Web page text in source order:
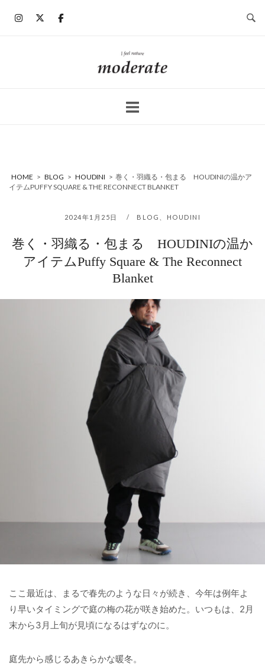
ホ
ー
HOME > BLOG > HOUDINI > 巻く・羽織る・包まる HOUDINIの温かア
イテムPUFFY SQUARE & THE RECONNECT BLANKET
2024年1月25日 BLOG HOUDINI
巻く・羽織る・包まる HOUDINIの温か
アイテムPuffy Square & The Reconnect
Blanket
ここ最近は、まるで春先のような日々が続き、今年は例年よ
り早いタイミングで庭の梅の花が咲き始めた。いつもは、2月
末から3月上旬が見頃になるはずなのに。
庭先から感じるあきらかな暖冬。